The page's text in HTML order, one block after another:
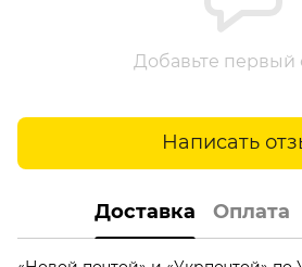
Добавьте первый
Написать
Доставка Оплата